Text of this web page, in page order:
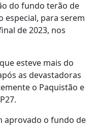
do fundo terão de
especial, para serem
de 2023, nos
esteve mais do
as devastadoras
o Paquistão e
aprovado o fundo de